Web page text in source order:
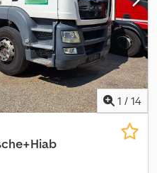
uz prethodnu najavu. Na
1 / 14